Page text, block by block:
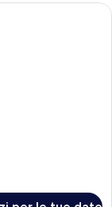
con un letto,